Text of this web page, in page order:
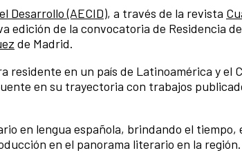
Desarrollo (AECID), a través de la revista
edición de la convocatoria de Residencia
de Madrid.
en un país de Latinoamérica y el
en su trayectoria con trabajos
en lengua española, brindando el tiempo,
en el panorama literario en la región.